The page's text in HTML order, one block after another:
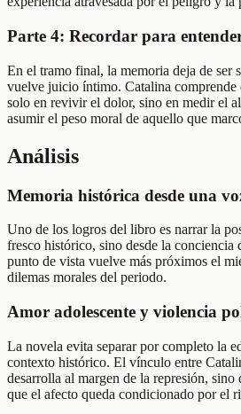
Parte 4: Recordar para
En el tramo final, la memoria deja de ser
vuelve juicio íntimo. Catalina comprende
solo en revivir el dolor, sino en medir el
asumir el peso moral de aquello que
Análisis
Memoria histórica desde una
Uno de los logros del libro es narrar la
fresco histórico, sino desde la conciencia
punto de vista vuelve más próximos el
dilemas morales del periodo.
Amor adolescente y violencia
La novela evita separar por completo la
contexto histórico. El vínculo entre
desarrolla al margen de la represión,
que el afecto queda condicionado por el